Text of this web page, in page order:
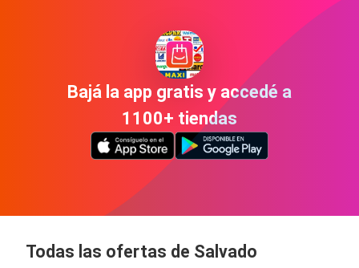
Bajá la app gratis y accedé a
1100+ tiendas
Todas las ofertas de Salvado